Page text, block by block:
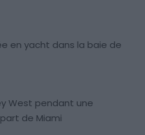
en yacht dans la baie de
West pendant une
de Miami